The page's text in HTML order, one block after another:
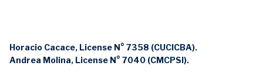
Horacio Cacace, License N° 7358 (CUCICBA).
Andrea Molina, License N° 7040 (CMCPSI).